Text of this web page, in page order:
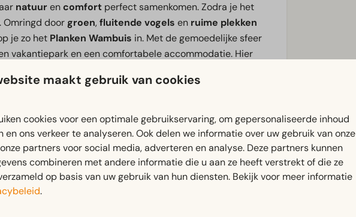
natuurencomfort perfect samenkomen. Zodra je het
Omringd door groen,fluitende vogels en ruime plekken
je zo het Planken Wambuis in. Met de gemoedelijke sfeer
vakantiepark en een comfortabele accommodatie. Hier
op gemak.
, eenuitgebreid buitenspeelpleinmettrampolinesen
. In de omgeving vind je Nationaal Park De Hoge
Apenheul. Wat ook de reden is dat je komt naar EuroParcs
maakt gebruik van cookies
cookies voor een optimale gebruikservaring, om gepersonaliseerde inhoud
en ons verkeer te analyseren. Ook delen we informatie over uw gebruik van onze
partners voor social media, adverteren en analyse. Deze partners kunnen
combineren met andere informatie die u aan ze heeft verstrekt of die ze
op basis van uw gebruik van hun diensten. Bekijk voor meer informatie
.